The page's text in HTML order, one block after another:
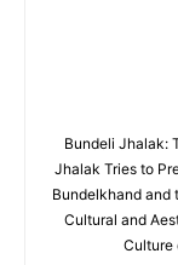
Bundeli Jhalak:
Jhalak Tries to
Bundelkhand and
Cultural and
Culture